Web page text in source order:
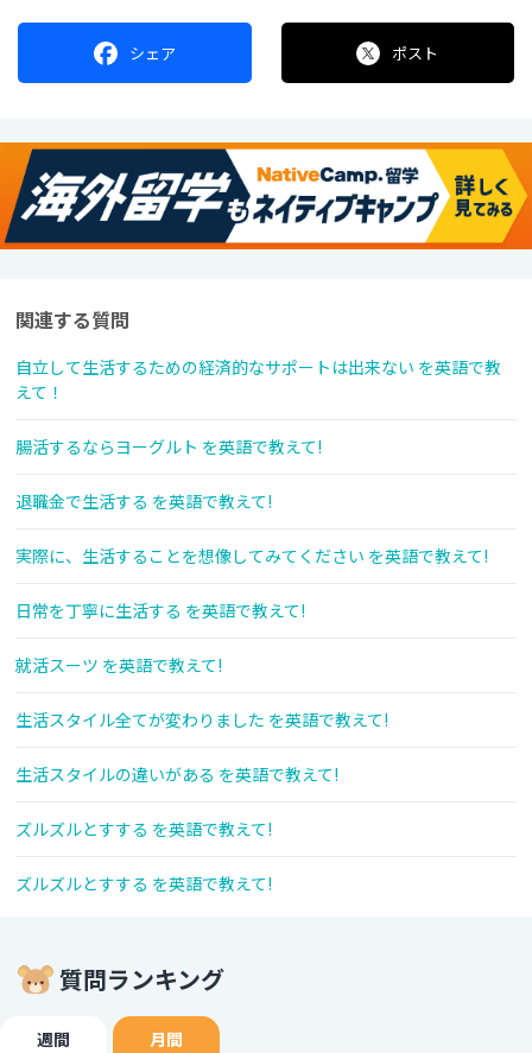
シェア ポスト
関連する質問
自立して生活するための経済的なサポートは出来ない を英語で教
えて！
腸活するならヨーグルト を英語で教えて!
退職金で生活する を英語で教えて!
実際に、生活することを想像してみてください を英語で教えて!
日常を丁寧に生活する を英語で教えて!
就活スーツ を英語で教えて!
生活スタイル全てが変わりました を英語で教えて!
生活スタイルの違いがある を英語で教えて!
ズルズルとすする を英語で教えて!
ズルズルとすする を英語で教えて!
質問ランキング
週間 月間